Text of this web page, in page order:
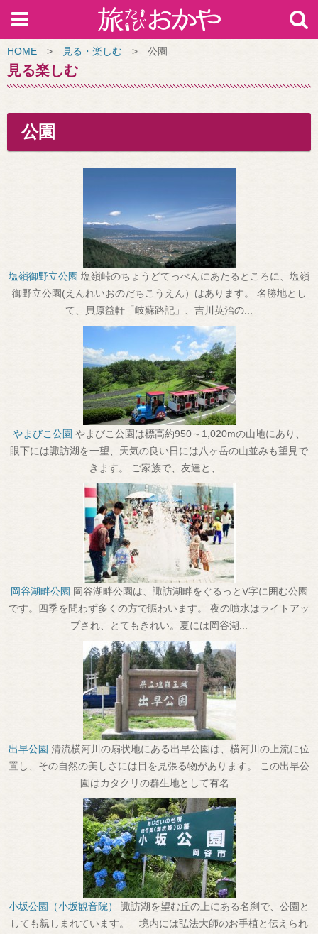
HOME > 見る・楽しむ > 公園
見る楽しむ
公園
塩嶺御野立公園 塩嶺峠のちょうどてっぺんにあたるところに、塩嶺
御野立公園(えんれいおのだちこうえん）はあります。 名勝地とし
て、貝原益軒「岐蘇路記」、吉川英治の...
やまびこ公園 やまびこ公園は標高約950～1,020mの山地にあり、
眼下には諏訪湖を一望、天気の良い日には八ヶ岳の山並みも望見で
きます。 ご家族で、友達と、...
岡谷湖畔公園 岡谷湖畔公園は、諏訪湖畔をぐるっとV字に囲む公園
です。四季を問わず多くの方で賑わいます。 夜の噴水はライトアッ
プされ、とてもきれい。夏には岡谷湖...
出早公園 清流横河川の扇状地にある出早公園は、横河川の上流に位
置し、その自然の美しさには目を見張る物があります。 この出早公
園はカタクリの群生地として有名...
小坂公園（小坂観音院） 諏訪湖を望む丘の上にある名刹で、公園と
しても親しまれています。 境内には弘法大師のお手植と伝えられ